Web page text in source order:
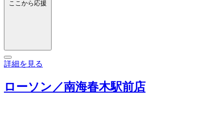
ここから応援
詳細を見る
ローソン／南海春木駅前店